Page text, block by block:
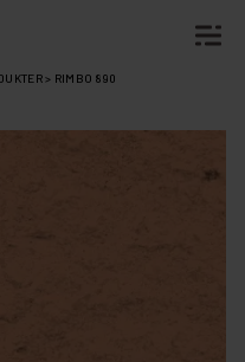
> RIMBO 890